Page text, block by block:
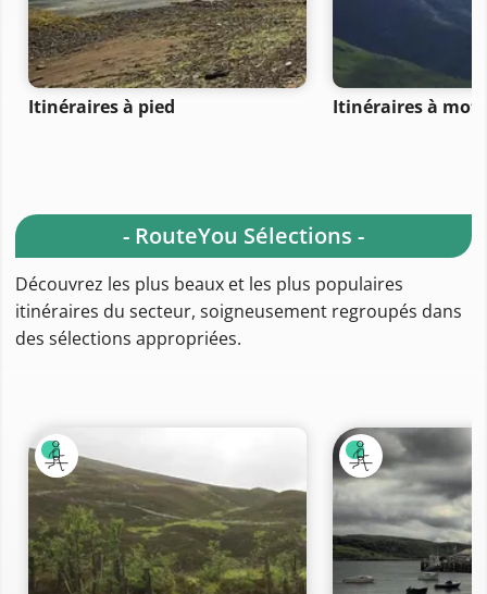
Itinéraires à pied Itinéraires à
- RouteYou Sélections -
Découvrez les plus beaux et les plus populaires
itinéraires du secteur, soigneusement regroupés dans
des sélections appropriées.